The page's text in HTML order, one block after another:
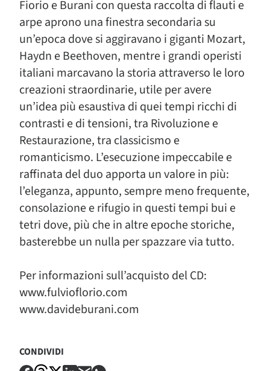
Fiorio e Burani con questa raccolta di flauti e
arpe aprono una finestra secondaria su
un’epoca dove si aggiravano i giganti Mozart,
Haydn e Beethoven, mentre i grandi operisti
italiani marcavano la storia attraverso le loro
creazioni straordinarie, utile per avere
un’idea più esaustiva di quei tempi ricchi di
contrasti e di tensioni, tra Rivoluzione e
Restaurazione, tra classicismo e
romanticismo. L’esecuzione impeccabile e
raffinata del duo apporta un valore in più:
l’eleganza, appunto, sempre meno frequente,
consolazione e rifugio in questi tempi bui e
tetri dove, più che in altre epoche storiche,
basterebbe un nulla per spazzare via tutto.
Per informazioni sull’acquisto del CD:
www.fulvioflorio.com
www.davideburani.com
CONDIVIDI